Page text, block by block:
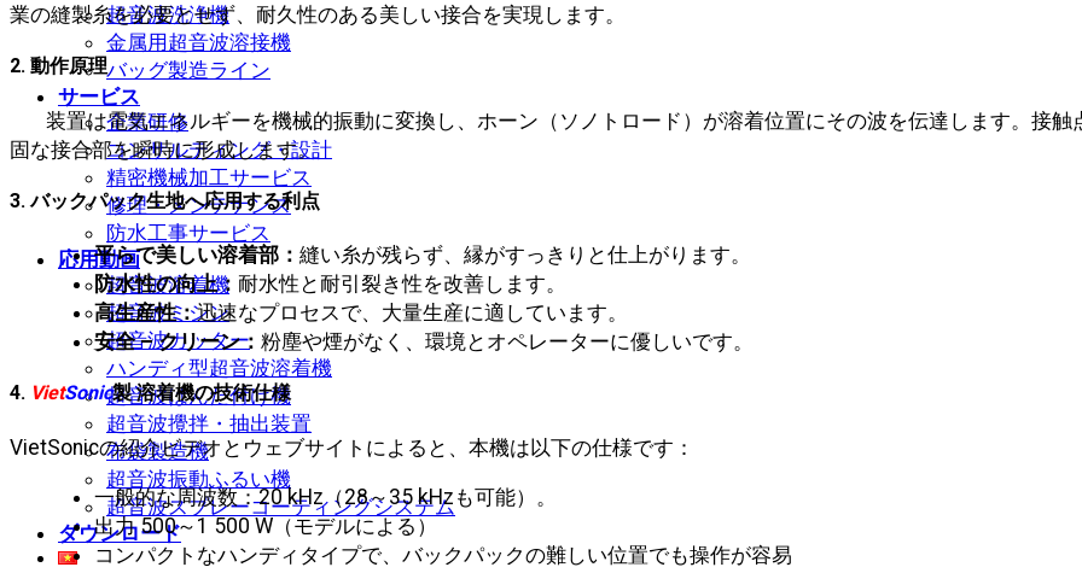
超音波洗浄機
金属用超音波溶接機
バッグ製造ライン
サービス
企業研修
コンサルティング・設計
精密機械加工サービス
修理・メンテナンス
防水工事サービス
応用動画
超音波溶着機
超音波ミシン
超音波カッター
ハンディ型超音波溶着機
超音波はんだ付け機
超音波攪拌・抽出装置
布袋製造機
超音波振動ふるい機
超音波スプレーコーティングシステム
ダウンロード
業の縫製糸を必要とせず、耐久性のある美しい接合を実現します。
2. 動作原理
装置は電気エネルギーを機械的振動に変換し、ホーン（ソノトロード）が溶着位置にその波を伝達します。接
固な接合部を瞬時に形成します。
3. バックパック生地へ応用する利点
平らで美しい溶着部： 縫い糸が残らず、縁がすっきりと仕上がります。
防水性の向上： 耐水性と耐引裂き性を改善します。
高生産性：迅速なプロセスで、大量生産に適しています。
安全 – クリーン： 粉塵や煙がなく、環境とオペレーターに優しいです。
4. VietSonic製 溶着機の技術仕様
VietSonicの紹介ビデオとウェブサイトによると、本機は以下の仕様です：
一般的な周波数：20 kHz（28～35 kHzも可能）。
出力 500～1 500 W（モデルによる）
コンパクトなハンディタイプで、バックパックの難しい位置でも操作が容易